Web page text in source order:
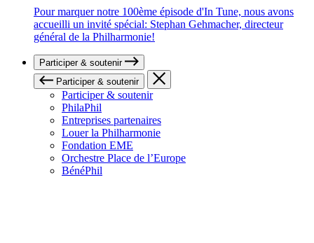
Pour marquer notre 100ème épisode d'In Tune, nous avons
accueilli un invité spécial: Stephan Gehmacher, directeur
général de la Philharmonie!
Participer & soutenir
Participer & soutenir
Participer & soutenir
PhilaPhil
Entreprises partenaires
Louer la Philharmonie
Fondation EME
Orchestre Place de l’Europe
BénéPhil